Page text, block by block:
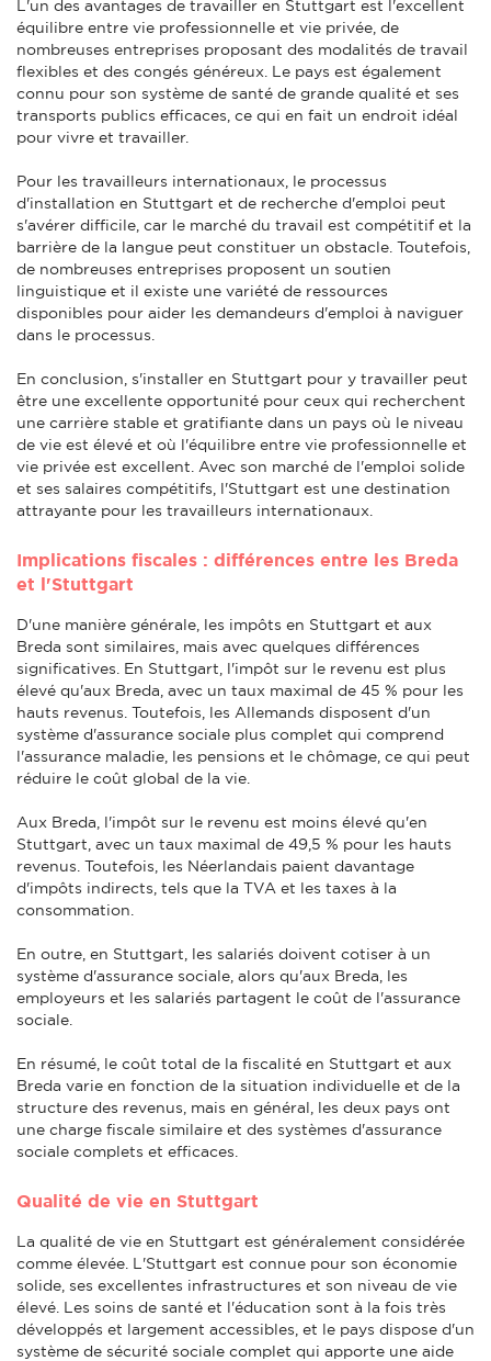
L'un des avantages de travailler en Stuttgart est l'excellent
équilibre entre vie professionnelle et vie privée, de
nombreuses entreprises proposant des modalités de travail
flexibles et des congés généreux. Le pays est également
connu pour son système de santé de grande qualité et ses
transports publics efficaces, ce qui en fait un endroit idéal
pour vivre et travailler.
Pour les travailleurs internationaux, le processus
d'installation en Stuttgart et de recherche d'emploi peut
s'avérer difficile, car le marché du travail est compétitif et la
barrière de la langue peut constituer un obstacle. Toutefois,
de nombreuses entreprises proposent un soutien
linguistique et il existe une variété de ressources
disponibles pour aider les demandeurs d'emploi à naviguer
dans le processus.
En conclusion, s'installer en Stuttgart pour y travailler peut
être une excellente opportunité pour ceux qui recherchent
une carrière stable et gratifiante dans un pays où le niveau
de vie est élevé et où l'équilibre entre vie professionnelle et
vie privée est excellent. Avec son marché de l'emploi solide
et ses salaires compétitifs, l'Stuttgart est une destination
attrayante pour les travailleurs internationaux.
Implications fiscales : différences entre les Breda
et l'Stuttgart
D'une manière générale, les impôts en Stuttgart et aux
Breda sont similaires, mais avec quelques différences
significatives. En Stuttgart, l'impôt sur le revenu est plus
élevé qu'aux Breda, avec un taux maximal de 45 % pour les
hauts revenus. Toutefois, les Allemands disposent d'un
système d'assurance sociale plus complet qui comprend
l'assurance maladie, les pensions et le chômage, ce qui peut
réduire le coût global de la vie.
Aux Breda, l'impôt sur le revenu est moins élevé qu'en
Stuttgart, avec un taux maximal de 49,5 % pour les hauts
revenus. Toutefois, les Néerlandais paient davantage
d'impôts indirects, tels que la TVA et les taxes à la
consommation.
En outre, en Stuttgart, les salariés doivent cotiser à un
système d'assurance sociale, alors qu'aux Breda, les
employeurs et les salariés partagent le coût de l'assurance
sociale.
En résumé, le coût total de la fiscalité en Stuttgart et aux
Breda varie en fonction de la situation individuelle et de la
structure des revenus, mais en général, les deux pays ont
une charge fiscale similaire et des systèmes d'assurance
sociale complets et efficaces.
Qualité de vie en Stuttgart
La qualité de vie en Stuttgart est généralement considérée
comme élevée. L'Stuttgart est connue pour son économie
solide, ses excellentes infrastructures et son niveau de vie
élevé. Les soins de santé et l'éducation sont à la fois très
développés et largement accessibles, et le pays dispose d'un
système de sécurité sociale complet qui apporte une aide